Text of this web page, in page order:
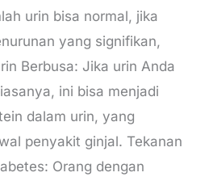
urin bisa normal, jika
yang signifikan,
Berbusa: Jika urin Anda
ini bisa menjadi
dalam urin, yang
penyakit ginjal. Tekanan
Orang dengan